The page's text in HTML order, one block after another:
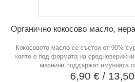
Органично кокосово масло,
Кокосовото масло се състои от 90%
която е под формата на
мазнини поддържат имунната
6,90 € /